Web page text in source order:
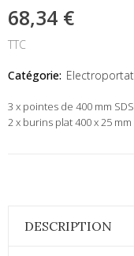
68,34 €
TTC
Catégorie:
3 x pointes de 400 mm
2 x burins plat 400 x 25 mm
DESCRIPTION